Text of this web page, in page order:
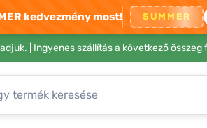
kedvezmény most! SUMMER
| Ingyenes szállítás a következő összeg